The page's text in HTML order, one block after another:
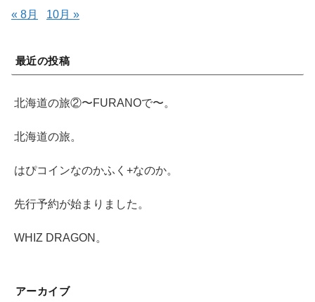
« 8月 10月 »
最近の投稿
北海道の旅②〜FURANOで〜。
北海道の旅。
はぴコインなのかふく+なのか。
先行予約が始まりました。
WHIZ DRAGON。
アーカイブ